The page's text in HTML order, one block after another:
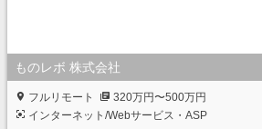
ものレボ 株式会社
フルリモート
320万円〜500万円
インターネット/Webサービス・ASP